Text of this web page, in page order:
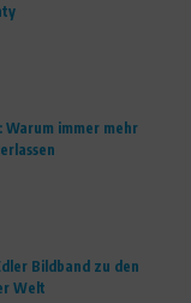
immer mehr
Bildband zu den
Welt